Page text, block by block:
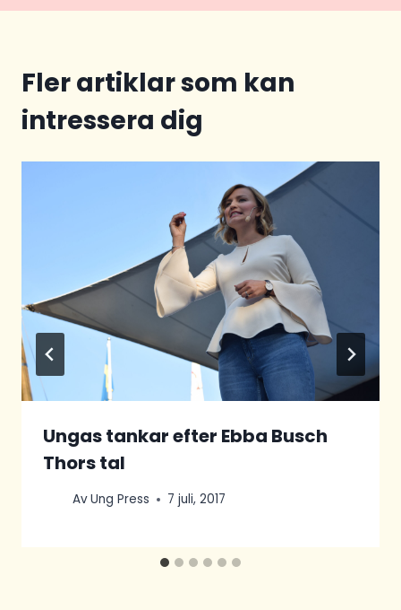
Fler artiklar som kan
intressera dig
Ungas tankar efter Ebba Busch
Thors tal
AvUng Press 7 juli, 2017